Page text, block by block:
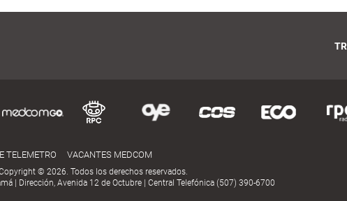
TELEMETRO VACANTES MEDCOM
© 2026. Todos los derechos reservados.
| Dirección, Avenida 12 de Octubre | Central Telefónica (507) 390-6700